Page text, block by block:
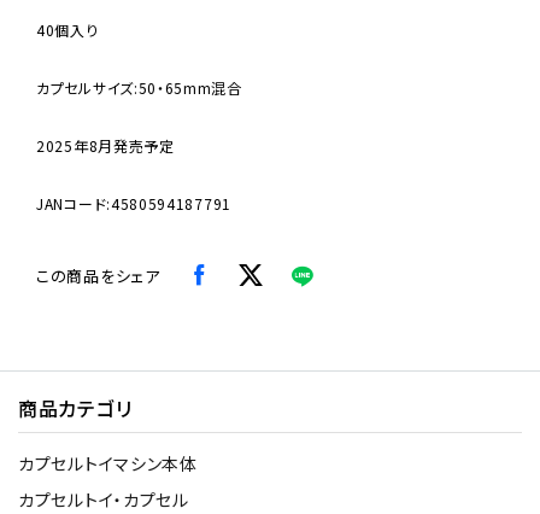
40個入り
カプセルサイズ:50・65mm混合
2025年8月発売予定
JANコード:4580594187791
この商品をシェア
商品カテゴリ
カプセルトイマシン本体
カプセルトイ・カプセル